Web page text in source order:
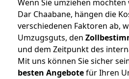
Wenn Sie umziehen
Dar Chaabane, hängen die
verschiedenen Faktoren ab,
Umzugsguts, den
und dem Zeitpunkt des
Mit uns können Sie sicher
besten Angebotefür Ihren